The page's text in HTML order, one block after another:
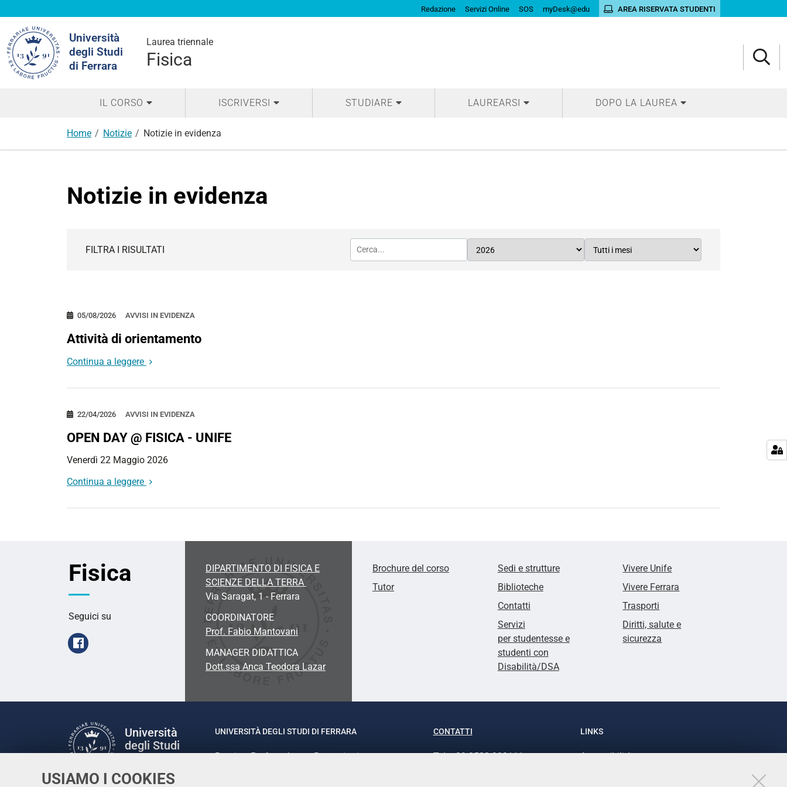
USIAMO I COOKIES
Redazione Servizi Online SOS myDesk@edu AREA RISERVATA STUDENTI
Università
degli Studi
di Ferrara
Laurea triennale
Fisica
nel
sito
IL CORSO ISCRIVERSI STUDIARE LAUREARSI DOPO LA LAUREA
Home Notizie Notizie in evidenza
Notizie in evidenza
FILTRA I RISULTATI
AVVISI IN EVIDENZA
05/08/2026
Attività di orientamento
Continua a leggere
AVVISI IN EVIDENZA
22/04/2026
OPEN DAY @ FISICA - UNIFE
Venerdì 22 Maggio 2026
Continua a leggere
Fisica
Seguici su
Facebook
DIPARTIMENTO DI FISICA E
SCIENZE DELLA TERRA
Via Saragat, 1 - Ferrara
COORDINATORE
Prof. Fabio Mantovani
MANAGER DIDATTICA
Dott.ssa Anca Teodora Lazar
Brochure del corso
Tutor
Sedi e strutture
Biblioteche
Contatti
Servizi
per studentesse e
studenti con
Disabilità/DSA
Vivere Unife
Vivere Ferrara
Trasporti
Diritti, salute e
sicurezza
Università
degli Studi
UNIVERSITÀ DEGLI STUDI DI FERRARA
Rettrice: Prof.ssa Laura Ramaciotti
CONTATTI
Tel. +39 0532 293111
LINKS
Accessibilità